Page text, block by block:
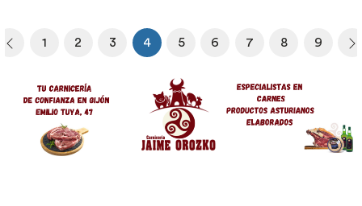
página
Página anterior
Página
1
Página
2
Página
3
Página actual
4
Página
5
Página
6
Página
7
Página
8
Página
9
Image